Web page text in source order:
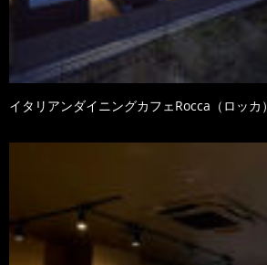
イタリアンダイニングカフェRocca（ロッカ）